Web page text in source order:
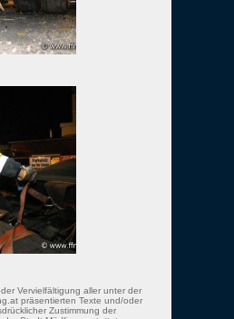
Vervielfältigung aller unter der
präsentierten Texte und/oder
Zustimmung der